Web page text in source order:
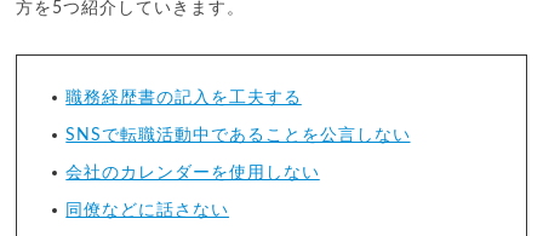
方を5つ紹介していきます。
職務経歴書の記入を工夫する
SNSで転職活動中であることを公言しない
会社のカレンダーを使用しない
同僚などに話さない